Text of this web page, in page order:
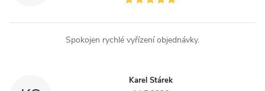
Spokojen rychlé vyřízení objednávky.
Karel Stárek